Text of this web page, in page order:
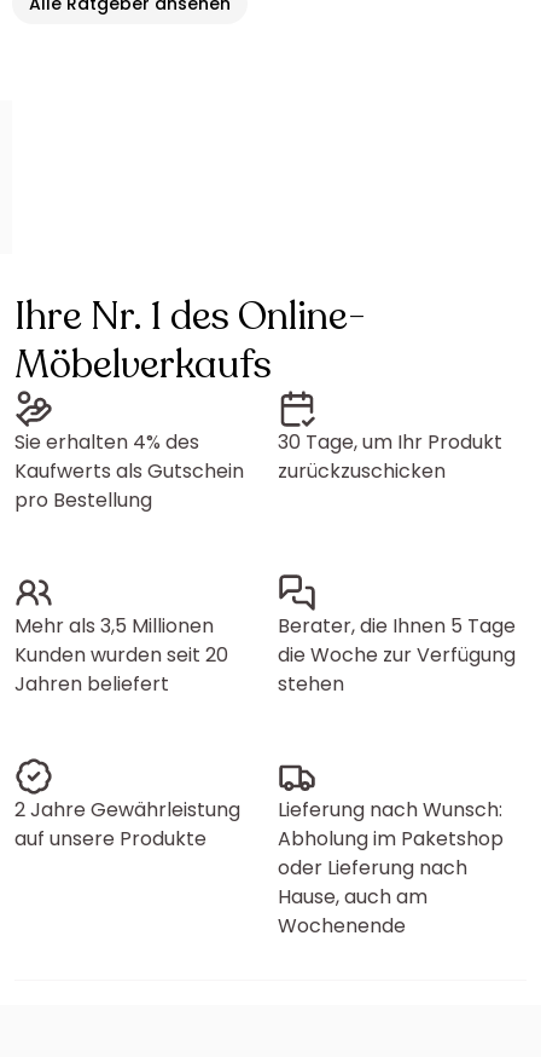
Ihre Nr. 1 des Online-
Möbelverkaufs
Sie erhalten 4% des
Kaufwerts als Gutschein
pro Bestellung
30 Tage, um Ihr Produkt
zurückzuschicken
Mehr als 3,5 Millionen
Kunden wurden seit 20
Jahren beliefert
Berater, die Ihnen 5 Tage
die Woche zur Verfügung
stehen
2 Jahre Gewährleistung
auf unsere Produkte
Lieferung nach Wunsch:
Abholung im Paketshop
oder Lieferung nach
Hause, auch am
Wochenende